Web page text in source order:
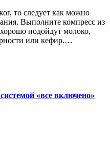
Выполните компресс из
подойдут молоко,
или кефир.…
«все включено»